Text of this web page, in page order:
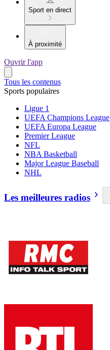
Sport en direct
À proximité
Ouvrir l'app
Tous les contenus
Sports populaires
Ligue 1
UEFA Champions League
UEFA Europa League
Premier League
NFL
NBA Basketball
Major League Baseball
NHL
Les meilleures radios